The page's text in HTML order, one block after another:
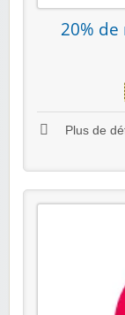
20%
Plus de